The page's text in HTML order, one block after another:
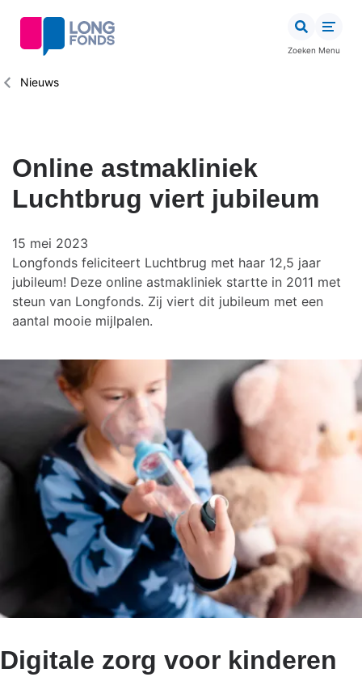
inhoud
Zoeken Menu
Kruimelpad
Nieuws
Online astmakliniek
Luchtbrug viert jubileum
15 mei 2023
Longfonds feliciteert Luchtbrug met haar 12,5 jaar
jubileum! Deze online astmakliniek startte in 2011 met
steun van Longfonds. Zij viert dit jubileum met een
aantal mooie mijlpalen.
Digitale zorg voor kinderen